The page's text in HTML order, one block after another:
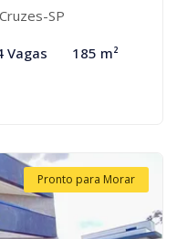
SP
Vagas 185 m²
Pronto para Morar